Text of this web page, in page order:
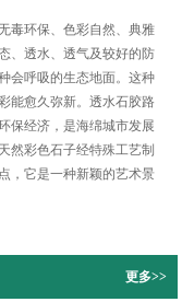
毒环保、色彩自然、典雅
、透水、透气及较好的防
会呼吸的生态地面。这种
能愈久弥新。透水石胶路
保经济，是海绵城市发展
然彩色石子经特殊工艺制
，它是一种新颖的艺术景
更多>>